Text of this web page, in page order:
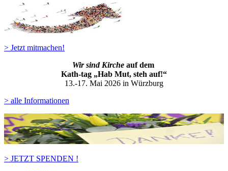
> Jetzt mitmachen!
Wir sind Kirche auf dem
Kath-tag „Hab Mut, steh auf!“
13.-17. Mai 2026 in Würzburg
> alle Informationen
> JETZT SPENDEN !